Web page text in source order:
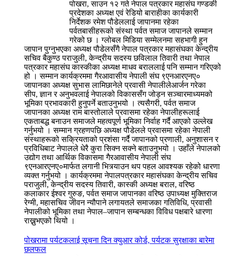
पोखरा, साउन १२ गते नेपाल पत्रकार महासंघ गण्डकी
प्रदेशका अध्यक्ष एवं रेडियो बाराहीका कार्यकारी
निर्देशक रमेश पौडेललाई जापानमा रहेका
पर्वतबासीहरूको संस्था पर्वत समाज जापानले सम्मान
गरेको छ । ग्लोबल मिडिया सम्मेलनमा सहभागी हुन
जापान पुग्नुभएका अध्यक्ष पौडेलसँगै नेपाल पत्रकार महासंघका केन्द्रीय
सचिव बैकुण्ठ पराजुली, केन्द्रीय सदस्य छविलाल तिवारी तथा नेपाल
पत्रकार महासंघ कास्कीका अध्यक्ष माधव बराललाई पनि सम्मान गरिएको
हो । सम्मान कार्यक्रममा गैरआवासीय नेपाली संघ ९एनआरएनए०
जापानका अध्यक्ष सुभास लामिछानेले प्रवासी नेपालीलेआर्जन गरेका
सीप, ज्ञान र अनुभवलाई नेपालको विकाससँग जोड्न सञ्चारमाध्यमको
भूमिका प्रभावकारी हुनुपर्ने बताउनुभयो । त्यसैगरी, पर्वत समाज
जापानका अध्यक्ष राम बास्तोलाले प्रवासमा रहेका नेपालीहरूलाई
एकताबद्ध बनाउन समाजले महत्वपूर्ण भूमिका निर्वाह गर्दै आएको उल्लेख
गर्नुभयो । सम्मान ग्रहणपछि अध्यक्ष पौडेलले प्रवासमा रहेका नेपाली
संस्थाहरूको सक्रियताको प्रशंसा गर्दै जापानको प्रणाली, अनुशासन र
प्रविधिबाट नेपालले धेरै कुरा सिक्न सक्ने बताउनुभयो । उहाँले नेपालको
उद्योग तथा आर्थिक विकासमा गैरआवासीय नेपाली संघ
९एनआरएनए०मार्फत लगानी भित्र्याउन थप पहल आवश्यक रहेको धारणा
व्यक्त गर्नुभयो । कार्यक्रममा नेपालपत्रकार महासंघका केन्द्रीय सचिव
पराजुली, केन्द्रीय सदस्य तिवारी, कास्की अध्यक्ष बराल, वरिष्ठ
कलाकार ईश्वर गुरुङ, पर्वत समाज जापानका वरिष्ठ उपाध्यक्ष मुक्तिराज
रेग्मी, महासचिव जीवन न्यौपाने लगायतले समाजका गतिविधि, प्रवासी
नेपालीको भूमिका तथा नेपाल–जापान सम्बन्धका विविध पक्षबारे धारणा
राख्नुभएको थियो ।
पोखरामा पर्यटकलाई सूचना दिन क्युआर कोर्ड, पर्यटक सुरक्षाका बारेमा
छलफल